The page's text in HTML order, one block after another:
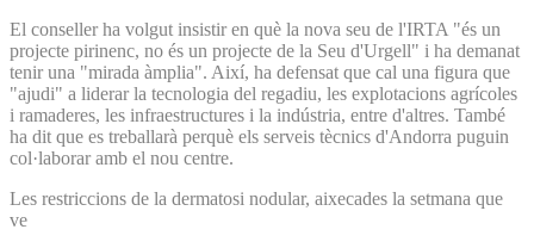
El conseller ha volgut insistir en què la nova seu de l'IRTA "és un
projecte pirinenc, no és un projecte de la Seu d'Urgell" i ha demanat
tenir una "mirada àmplia". Així, ha defensat que cal una figura que
"ajudi" a liderar la tecnologia del regadiu, les explotacions agrícoles
i ramaderes, les infraestructures i la indústria, entre d'altres. També
ha dit que es treballarà perquè els serveis tècnics d'Andorra puguin
col·laborar amb el nou centre.
Les restriccions de la dermatosi nodular, aixecades la setmana que
ve